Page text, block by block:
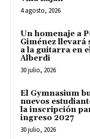
4 agosto, 2026
Un homenaje a
Giménez llevará
a la guitarra en
Alberdi
30 julio, 2026
El Gymnasium
nuevos
la inscripción
ingreso 2027
30 julio, 2026